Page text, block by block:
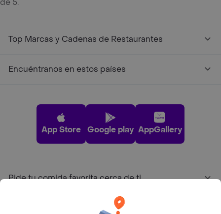
de 5.
Top Marcas y Cadenas de Restaurantes
Encuéntranos en estos países
App Store Google play AppGallery
Pide tu comida favorita cerca de ti